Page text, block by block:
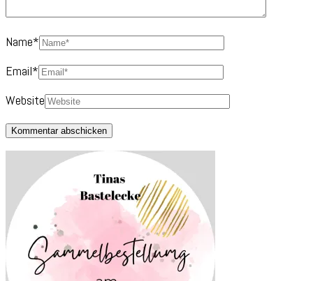
Name*
Email*
Website